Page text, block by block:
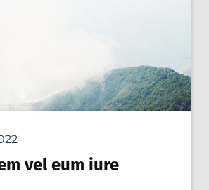
vel eum iure